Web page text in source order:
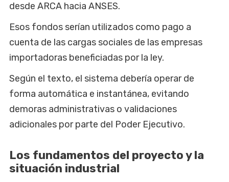
desde ARCA hacia ANSES.
Esos fondos serían utilizados como pago a
cuenta de las cargas sociales de las empresas
importadoras beneficiadas por la ley.
Según el texto, el sistema debería operar de
forma automática e instantánea, evitando
demoras administrativas o validaciones
adicionales por parte del Poder Ejecutivo.
Los fundamentos del proyecto y la
situación industrial